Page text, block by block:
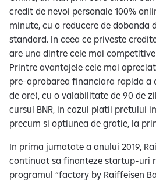
credit de nevoi personale 100%
minute, cu o reducere de dobanda
standard. In ceea ce priveste
are una dintre cele mai
Printre avantajele cele mai
pre-aprobarea financiara rapida a
de ore), cu o valabilitate de 90 de
cursul BNR, in cazul platii pretului
precum si optiunea de gratie, la
In prima jumatate a anului 2019,
continuat sa finanteze startup-uri
programul “factory by Raiffeisen